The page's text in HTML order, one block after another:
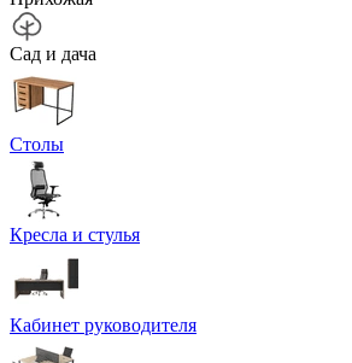
Сад и дача
Столы
Кресла и стулья
Кабинет руководителя